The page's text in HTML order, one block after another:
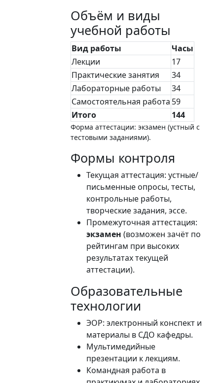
Объём и виды
учебной работы
Вид работы
Часы
Лекции
17
Практические занятия
34
Лабораторные работы
34
Самостоятельная работа 59
Итого
144
Форма аттестации: экзамен (устный с
тестовыми заданиями).
Формы контроля
Текущая аттестация: устные/
письменные опросы, тесты,
контрольные работы,
творческие задания, эссе.
Промежуточная аттестация:
экзамен (возможен зачёт по
рейтингам при высоких
результатах текущей
аттестации).
Образовательные
технологии
ЭОР: электронный конспект и
материалы в СДО кафедры.
Мультимедийные
презентации к лекциям.
Командная работа в